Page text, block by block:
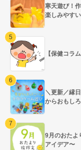
寒天遊び！
楽しみやす
【保健コラ
＼更新／縁
からおもし
9月のおたよ
アイデア〜